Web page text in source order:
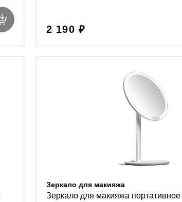
2 190 ₽
Зеркало для макияжа
Зеркало для макияжа